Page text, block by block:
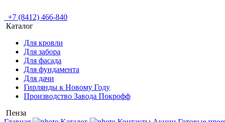
+7 (8412) 466-840
Каталог
Для кровли
Для забора
Для фасада
Для фундамента
Для дачи
Гирлянды к Новому Году
Производство Завода Покрофф
Пенза